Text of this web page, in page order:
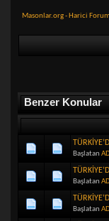
Masonlar.org - Harici
Benzer Konular
Başlatan
Başlatan
Başlatan